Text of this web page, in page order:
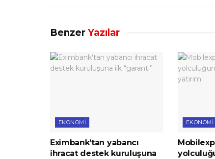
Benzer Yazılar
EKONOMI
Eximbank’tan yabancı
ihracat destek kuruluşuna
EKONOMI